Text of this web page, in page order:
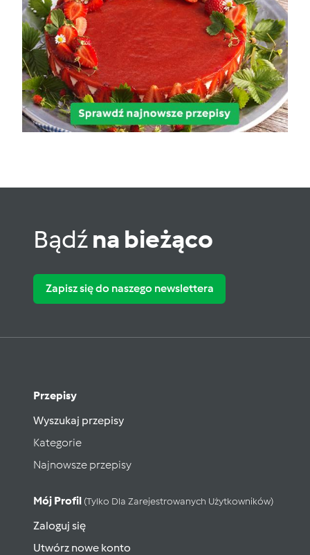
Bądźna bieżąco
Zapisz się do naszego newslettera
Przepisy
Wyszukaj przepisy
Kategorie
Najnowsze przepisy
Mój Profil (tylko Dla Zarejestrowanych Użytkowników)
Zaloguj się
Utwórz nowe konto